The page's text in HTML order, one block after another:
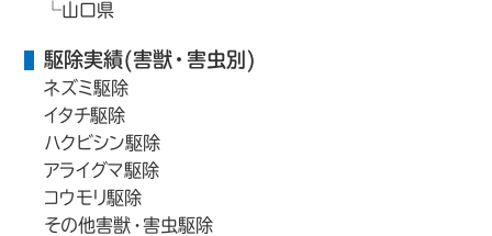
山口県
駆除実績(害獣・害虫別)
ネズミ駆除
イタチ駆除
ハクビシン駆除
アライグマ駆除
コウモリ駆除
その他害獣・害虫駆除